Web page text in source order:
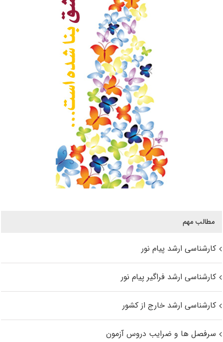
مطالب مهم
کارشناسی ارشد پیام نور
کارشناسی ارشد فراگیر پیام نور
کارشناسی ارشد خارج از کشور
سرفصل ها و ضرایب دروس آزمون